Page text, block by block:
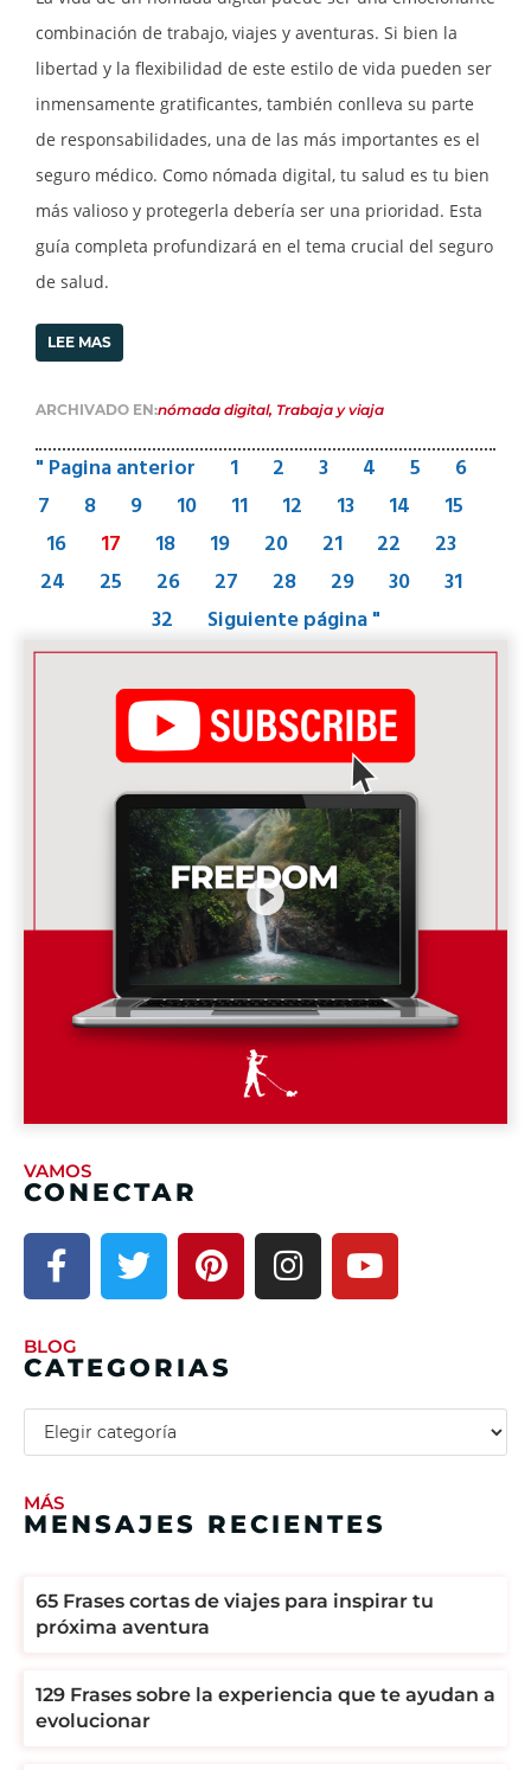
combinación de trabajo, viajes y aventuras. Si bien la
libertad y la flexibilidad de este estilo de vida pueden ser
inmensamente gratificantes, también conlleva su parte
de responsabilidades, una de las más importantes es el
seguro médico. Como nómada digital, tu salud es tu bien
más valioso y protegerla debería ser una prioridad. Esta
guía completa profundizará en el tema crucial del seguro
de salud.
LEE MAS
ARCHIVADO EN:nómada digital, Trabaja y viaja
" Pagina anterior 1 2 3 4 5
6
7
8 9 10 11 12 13 14
15
16
17 18 19 20 21 22
23
24
25 26 27 28 29 30
31
32
Siguiente página "
VAMOS
CONECTAR
BLOG
CATEGORIAS
MÁS
MENSAJES RECIENTES
65 Frases cortas de viajes para inspirar tu
próxima aventura
129 Frases sobre la experiencia que te ayudan a
evolucionar